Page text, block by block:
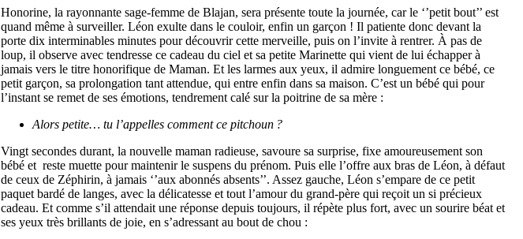
Honorine, la rayonnante sage-femme de Blajan, sera présente toute la journée, car le ‘’petit bout’’ est
quand même à surveiller. Léon exulte dans le couloir, enfin un garçon ! Il patiente donc devant la
porte dix interminables minutes pour découvrir cette merveille, puis on l’invite à rentrer. À pas de
loup, il observe avec tendresse ce cadeau du ciel et sa petite Marinette qui vient de lui échapper à
jamais vers le titre honorifique de Maman. Et les larmes aux yeux, il admire longuement ce bébé, ce
petit garçon, sa prolongation tant attendue, qui entre enfin dans sa maison. C’est un bébé qui pour
l’instant se remet de ses émotions, tendrement calé sur la poitrine de sa mère :
Alors petite… tu l’appelles comment ce pitchoun ?
Vingt secondes durant, la nouvelle maman radieuse, savoure sa surprise, fixe amoureusement son
bébé et reste muette pour maintenir le suspens du prénom. Puis elle l’offre aux bras de Léon, à défaut
de ceux de Zéphirin, à jamais ‘’aux abonnés absents’’. Assez gauche, Léon s’empare de ce petit
paquet bardé de langes, avec la délicatesse et tout l’amour du grand-père qui reçoit un si précieux
cadeau. Et comme s’il attendait une réponse depuis toujours, il répète plus fort, avec un sourire béat et
ses yeux très brillants de joie, en s’adressant au bout de chou :